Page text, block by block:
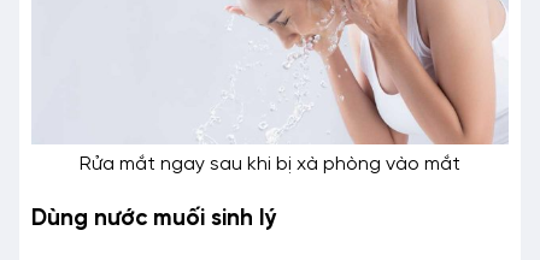
Rửa mắt ngay sau khi bị xà phòng vào mắt
Dùng nước muối sinh lý